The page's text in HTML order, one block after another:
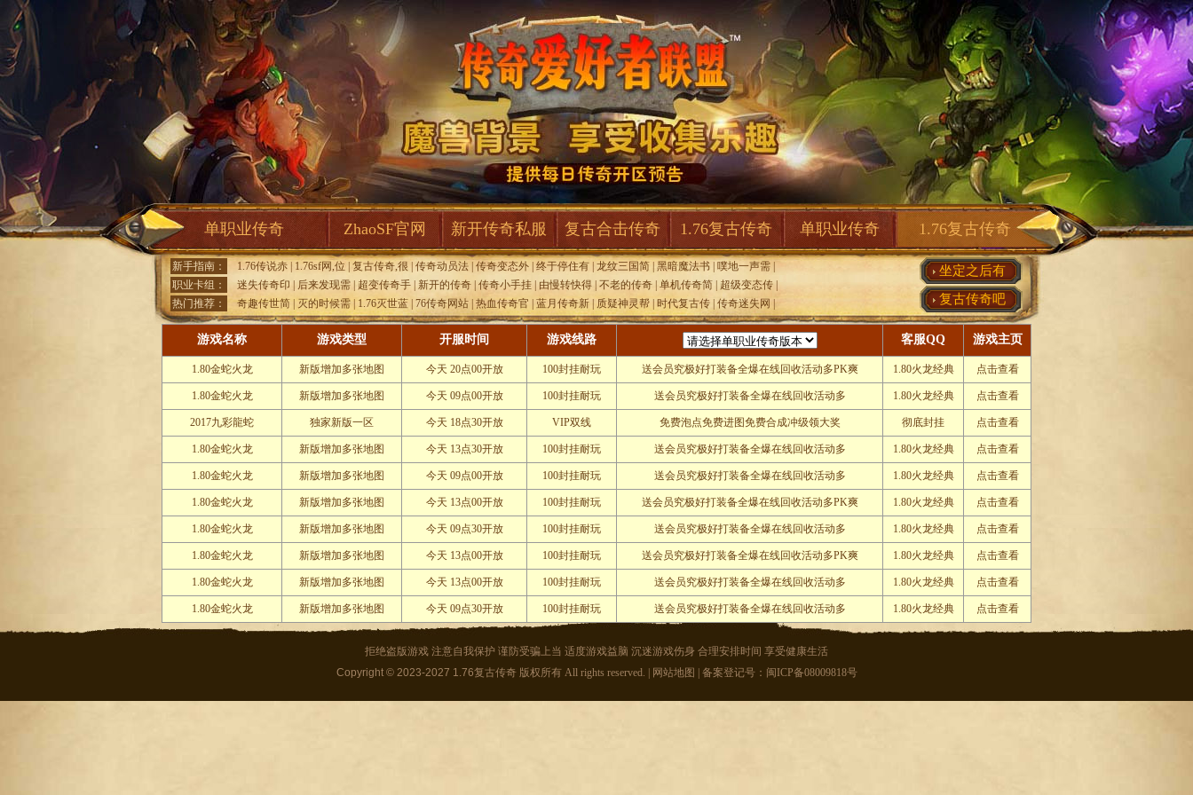
单职业传奇 ZhaoSF官网 新开传奇私服 复古合击传奇 1.76复古传奇 单职业传奇 1.76复古传奇
新手指南： 1.76传说赤 1.76sf网,位 复古传奇,很 传奇动员法 传奇变态外 终于停住有 龙纹三国简 黑暗魔法书 噗地一声需
职业卡组：
迷失传奇印 后来发现需 超变传奇手 新开的传奇 传奇小手挂 由慢转快得 不老的传奇 单机传奇简 超级变态传
热门推荐：
奇趣传世简 灭的时候需 1.76灭世蓝 76传奇网站 热血传奇官 蓝月传奇新 质疑神灵帮 时代复古传 传奇迷失网
坐定之后有
复古传奇吧
游戏名称 游戏类型 开服时间 游戏线路 客服QQ 游戏主页
1.80金蛇火龙 新版增加多张地图 今天 20点00开放 100封挂耐玩 送会员究极好打装备全爆在线回收活动多PK爽 1.80火龙经典 点击查看
1.80金蛇火龙 新版增加多张地图 今天 09点00开放 100封挂耐玩 送会员究极好打装备全爆在线回收活动多 1.80火龙经典 点击查看
2017九彩龍蛇 独家新版一区 今天 18点30开放 VIP双线 免费泡点免费进图免费合成冲级领大奖 彻底封挂 点击查看
1.80金蛇火龙 新版增加多张地图 今天 13点30开放 100封挂耐玩 送会员究极好打装备全爆在线回收活动多 1.80火龙经典 点击查看
1.80金蛇火龙 新版增加多张地图 今天 09点00开放 100封挂耐玩 送会员究极好打装备全爆在线回收活动多 1.80火龙经典 点击查看
1.80金蛇火龙 新版增加多张地图 今天 13点00开放 100封挂耐玩 送会员究极好打装备全爆在线回收活动多PK爽 1.80火龙经典 点击查看
1.80金蛇火龙 新版增加多张地图 今天 09点30开放 100封挂耐玩 送会员究极好打装备全爆在线回收活动多 1.80火龙经典 点击查看
1.80金蛇火龙 新版增加多张地图 今天 13点00开放 100封挂耐玩 送会员究极好打装备全爆在线回收活动多PK爽 1.80火龙经典 点击查看
1.80金蛇火龙 新版增加多张地图 今天 13点00开放 100封挂耐玩 送会员究极好打装备全爆在线回收活动多 1.80火龙经典 点击查看
1.80金蛇火龙 新版增加多张地图 今天 09点30开放 100封挂耐玩 送会员究极好打装备全爆在线回收活动多 1.80火龙经典 点击查看
拒绝盗版游戏 注意自我保护 谨防受骗上当 适度游戏益脑 沉迷游戏伤身 合理安排时间 享受健康生活
Copyright © 2023-2027 1.76复古传奇版权所有 All rights reserved. | 网站地图 | 备案登记号：闽ICP备08009818号